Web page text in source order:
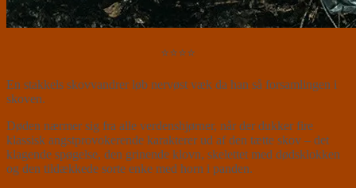
⭐⭐⭐⭐
En stakkels skovvandrer løb nervøst væk da han så forsamlingen i
skoven.
Døden nærmer sig fra alle verdenshjørner, når der dukker fire
klassisk angstprovokerende karakterer ud af den tætte skov – det
klagende spøgelse, den grinende klovn, skelettet med dødsklokken
og den tildækkede sorte enke med horn i panden.